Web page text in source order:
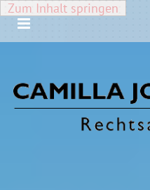
Zum Inhalt springen